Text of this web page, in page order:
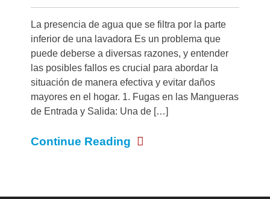
La presencia de agua que se filtra por la parte
inferior de una lavadora Es un problema que
puede deberse a diversas razones, y entender
las posibles fallos es crucial para abordar la
situación de manera efectiva y evitar daños
mayores en el hogar. 1. Fugas en las Mangueras
de Entrada y Salida: Una de […]
Continue Reading